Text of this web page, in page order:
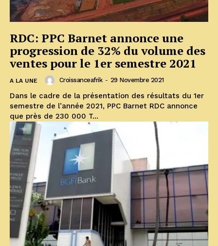
RDC: PPC Barnet annonce une
progression de 32% du volume des
ventes pour le 1er semestre 2021
A LA UNE Croissanceafrik - 29 Novembre 2021
Dans le cadre de la présentation des résultats du 1er
semestre de l’année 2021, PPC Barnet RDC annonce
que près de 230 000 T...